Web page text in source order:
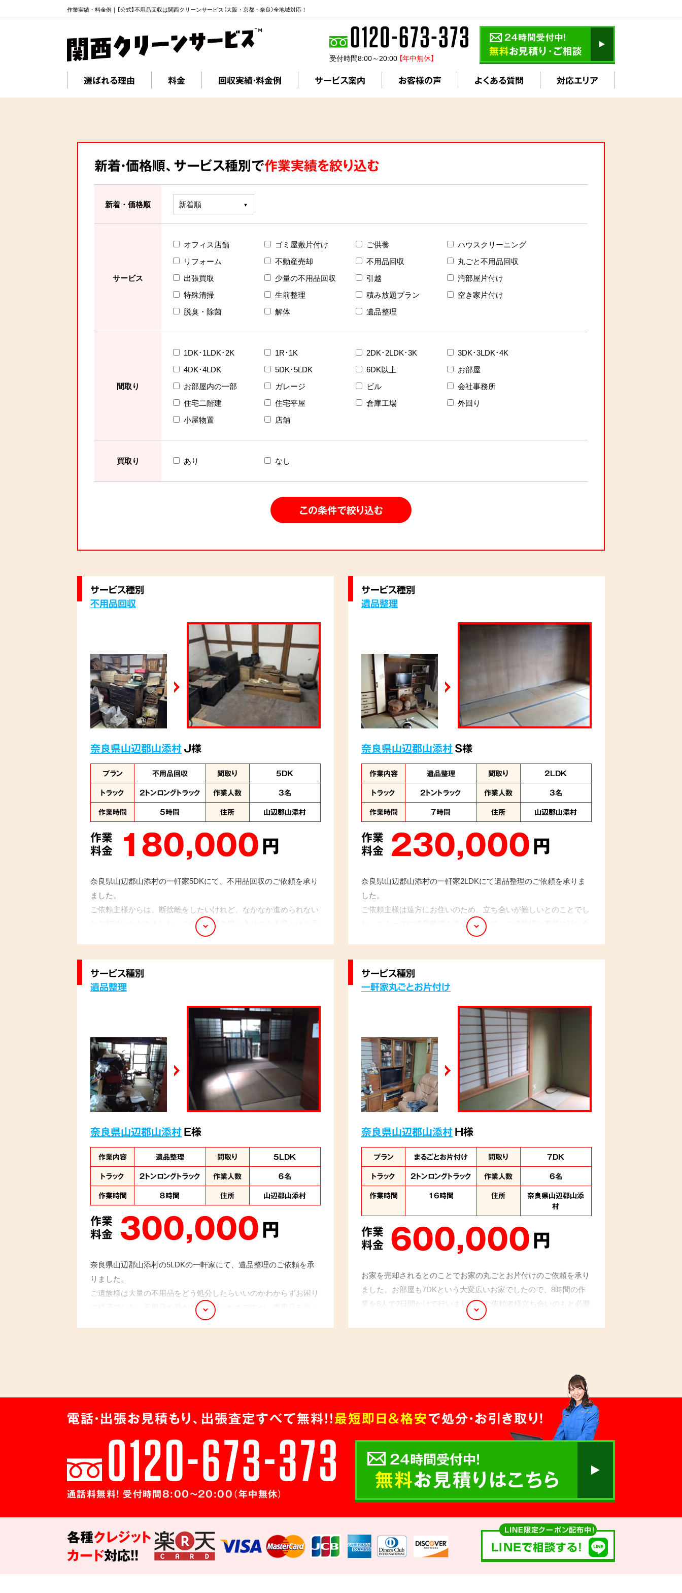
作業実績・料金例｜【公式】不用品回収は関西クリーンサービス（大阪・京都・奈良）全地域対応！
受付時間8:00～20:00 【年中無休】
選ばれる理由 料金 回収実績・料金例 サービス案内 お客様の声 よくある質問 対応エリア
新着・価格順、サービス種別で作業実績を絞り込む
新着・価格順
サービス
オフィス店舗 ゴミ屋敷片付け ご供養
ハウスクリーニング
リフォーム
不動産売却 不用品回収
丸ごと不用品回収
出張買取
少量の不用品回収 引越
汚部屋片付け
特殊清掃
生前整理 積み放題プラン
空き家片付け
脱臭・除菌
解体 遺品整理
間取り
1DK･1LDK･2K 1R･1K 2DK･2LDK･3K
3DK･3LDK･4K
4DK･4LDK
5DK･5LDK 6DK以上
お部屋
お部屋内の一部
ガレージ ビル
会社事務所
住宅二階建
住宅平屋 倉庫工場
外回り
小屋物置
店舗
買取り あり なし
サービス種別
不用品回収
奈良県山辺郡山添村J様
プラン 不用品回収 間取り
5DK
トラック
2トンロングトラック 作業人数
3名
作業時間
5時間 住所 山辺郡山添村
作業
料金 180,000円
奈良県山辺郡山添村の一軒家5DKにて、不用品回収のご依頼を承り
ました。
ご依頼主様からは、断捨離をしたいけれど、なかなか進められない
とご相談いただきました。ご依頼主様の思い入れのある品々はお手
元に残し、その他のものは丁寧に回収させていただきました。作業
た」とのお言葉を頂戴いたしました。
サービス種別
遺品整理
奈良県山辺郡山添村S様
作業内容 遺品整理 間取り
2LDK
トラック
2トントラック 作業人数
3名
作業時間
7時間 住所 山辺郡山添村
作業
料金 230,000円
奈良県山辺郡山添村の一軒家2LDKにて遺品整理のご依頼を承りま
した。
ご依頼主様は遠方にお住いのため、立ち合いが難しいとのことでし
た。スムーズに遺品整理を進めるために、ご遺族様と事前に話し合
い、残すものと処分するものを仕分け、丁寧に作業を進めました。
言葉をいただきました。
サービス種別
遺品整理
奈良県山辺郡山添村E様
作業内容 遺品整理 間取り
5LDK
トラック
２トンロングトラック 作業人数
６名
作業時間
８時間 住所 山辺郡山添村
作業
料金 300,000円
奈良県山辺郡山添村の5LDKの一軒家にて、遺品整理のご依頼を承
りました。
ご遺族様は大量の不用品をどう処分したらいいのかわからずお困り
の様子でした。不用品の量が大変多かったのですが、貴重品を誤っ
て処分しないよう注意を払いながら片付けさせていただきました。
サービス種別
一軒家丸ごとお片付け
奈良県山辺郡山添村H様
プラン まるごとお片付け 間取り
7DK
トラック
2トンロングトラック 作業人数
6名
作業時間
16時間 住所
奈良県山辺郡山添
村
作業
料金 600,000円
お家を売却されるとのことでお家の丸ごとお片付けのご依頼を承り
ました。お部屋も7DKという大変広いお家でしたので、8時間の作
業を6人で2日間かけて行いました。ご依頼者様立ち合いのもと必要
品と不用品の仕分けをし、不用品は回収させていただきました。搬
電話・出張お見積もり、出張査定すべて無料!!最短即日＆格安で処分・お引き取り！
通話料無料! 受付時間8:00～20:00（年中無休）
24時間受付中!
無料お見積りはこちら
各種クレジット
カード対応!!
LINE限定クーポン配布中！
LINEで相談する!